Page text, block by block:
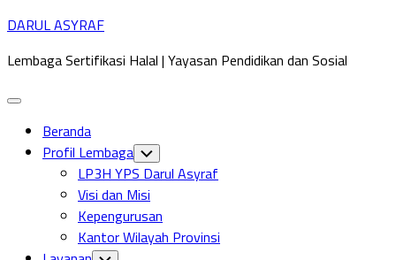
Skip
content
DARUL ASYRAF
Lembaga Sertifikasi Halal | Yayasan Pendidikan dan Sosial
Expand
Beranda
Profil Lembaga Toggle
Child
Menu
LP3H YPS Darul Asyraf
Visi dan Misi
Kepengurusan
Kantor Wilayah Provinsi